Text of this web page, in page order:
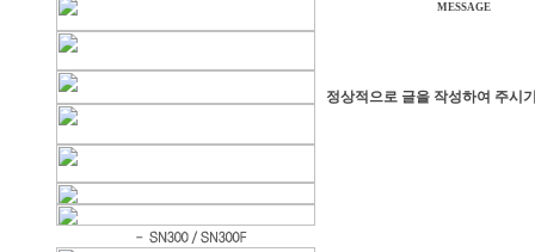
MESSAGE
정상적으로 글을 작성하여 주시